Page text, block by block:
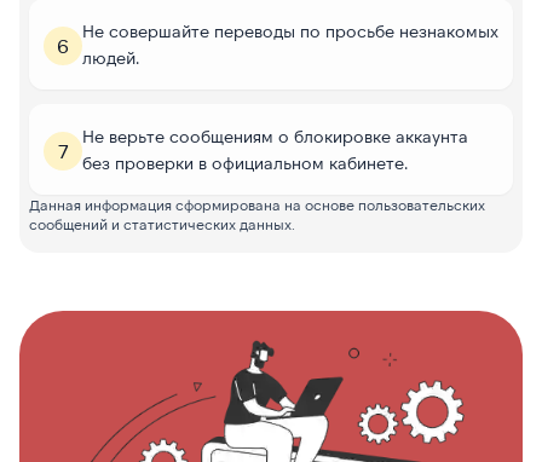
6
Не совершайте переводы по просьбе незнакомых
людей.
7
Не верьте сообщениям о блокировке аккаунта
без проверки в официальном кабинете.
Данная информация сформирована на основе пользовательских
сообщений и статистических данных.